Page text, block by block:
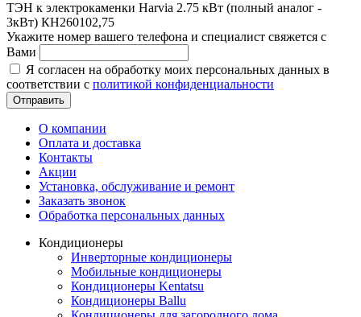
ТЭН к электрокаменки Harvia 2.75 кВт (полный аналог -
3кВт) КН260102,75
Укажите номер вашего телефона и специалист свяжется с
Вами
Я согласен на обработку моих персональных данных в
соответствии с политикой конфиденциальности
Отправить
О компании
Оплата и доставка
Контакты
Акции
Установка, обслуживание и ремонт
Заказать звонок
Обработка персональных данных
Кондиционеры
Инверторные кондиционеры
Мобильные кондиционеры
Кондиционеры Kentatsu
Кондиционеры Ballu